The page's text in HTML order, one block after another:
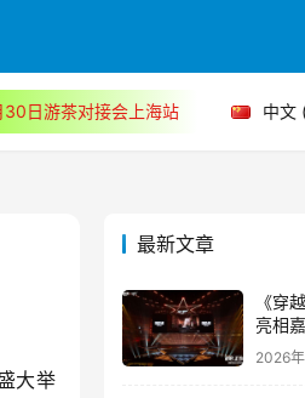
30日游茶对接会上海站 中文
大举
最新文章
《穿
亮相
3A叙
2026